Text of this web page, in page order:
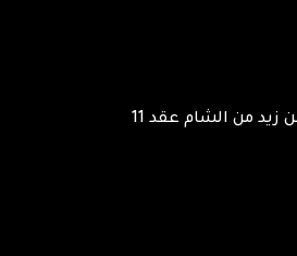
بعد أن هزم أبو بكر الصديق قبائل بني عبس وذبيان وبكر بن وائل، ونجح في صد هجوهم على المدينة، بد يستعد للحرب. وبعد وصول جيش أسامة بن زيد من الشام عقد 11